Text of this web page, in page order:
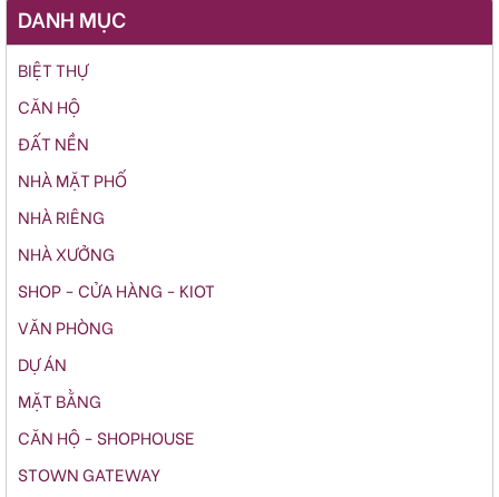
DANH MỤC
BIỆT THỰ
CĂN HỘ
ĐẤT NỀN
NHÀ MẶT PHỐ
NHÀ RIÊNG
NHÀ XƯỞNG
SHOP - CỬA HÀNG - KIOT
VĂN PHÒNG
DỰ ÁN
MẶT BẰNG
CĂN HỘ - SHOPHOUSE
STOWN GATEWAY